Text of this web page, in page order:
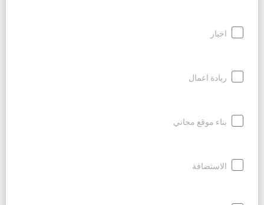
اخبار
ريادة اعمال
بناء موقع مجاني
الاستضافة